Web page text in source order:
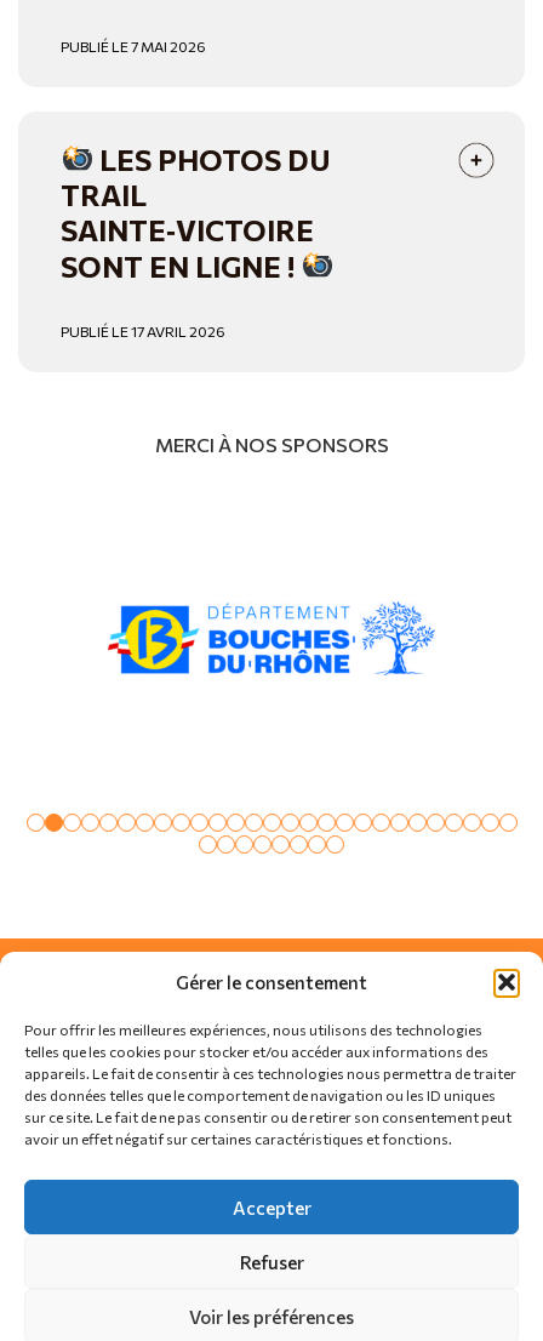
Gérer le consentement
Pour offrir les meilleures expériences, nous utilisons des technologies
telles que les cookies pour stocker et/ou accéder aux informations des
appareils. Le fait de consentir à ces technologies nous permettra de traiter
des données telles que le comportement de navigation ou les ID uniques
sur ce site. Le fait de ne pas consentir ou de retirer son consentement peut
avoir un effet négatif sur certaines caractéristiques et fonctions.
Accepter
Refuser
Voir les préférences
PUBLIÉ LE 7 MAI 2026
LES PHOTOS DU
TRAIL
SAINTE‑VICTOIRE
SONT EN LIGNE !
PUBLIÉ LE 17 AVRIL 2026
MERCI À NOS SPONSORS
Règlement
Politique de confidentialité
SUIVEZ-NOUS SUR